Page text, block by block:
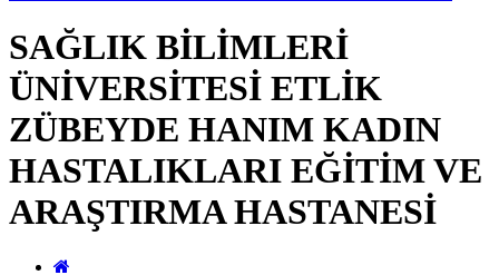
SAĞLIK BİLİMLERİ
ÜNİVERSİTESİ ETLİK
ZÜBEYDE HANIM KADIN
HASTALIKLARI EĞİTİM VE
ARAŞTIRMA HASTANESİ